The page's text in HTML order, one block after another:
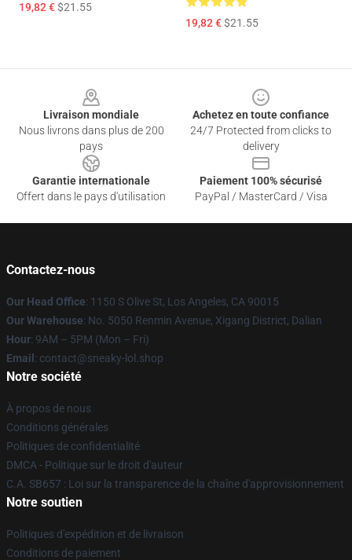
19,82 €$21.55
19,82 €$21.55
Livraison mondiale
Nous livrons dans plus de 200
pays
Achetez en toute confiance
24/7 Protected from clicks to
delivery
Garantie internationale
Offert dans le pays d'utilisation
Paiement 100% sécurisé
PayPal / MasterCard / Visa
Contactez-nous
Our Head Office: 1150 S Olive St, Los Angeles, CA 90015
Our Warehouse: No. 5050 Renmin Avenue, Xigang District, Dalian
Hour: 9AM – 5PM (Mon – Fri)
Email : contact@sneaky-lol.shop
Notre société
À propos de nous
Conditions générales
Politiques de confidentialité
DMCA - Politique sur le droit d'auteur
C.A. SB657 : Loi sur la transparence de la chaîne d'approvisionnement
Notre soutien
Politiques d'expédition et de livraison
Conditions de paiement